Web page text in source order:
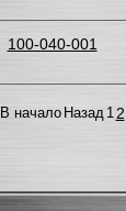
100-040-001
В начало Назад 1 2